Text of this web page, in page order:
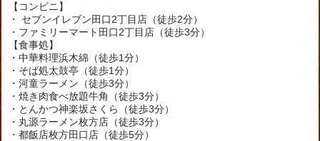
【コンビニ】
・ セブンイレブン田口2丁目店（徒歩2分）
・ファミリーマート田口2丁目店（徒歩3分）
【食事処】
・中華料理浜木綿（徒歩1分）
・そば処太鼓亭（徒歩1分）
・河童ラーメン（徒歩3分）
・焼き肉食べ放題牛角（徒歩3分）
・とんかつ神楽坂さくら（徒歩3分）
・丸源ラーメン枚方店（徒歩3分）
・都飯店枚方田口店（徒歩5分）